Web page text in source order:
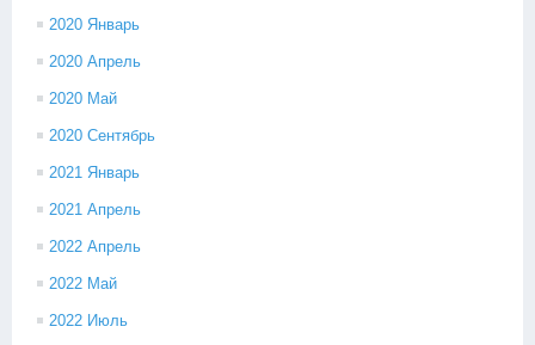
2020 Январь
2020 Апрель
2020 Май
2020 Сентябрь
2021 Январь
2021 Апрель
2022 Апрель
2022 Май
2022 Июль